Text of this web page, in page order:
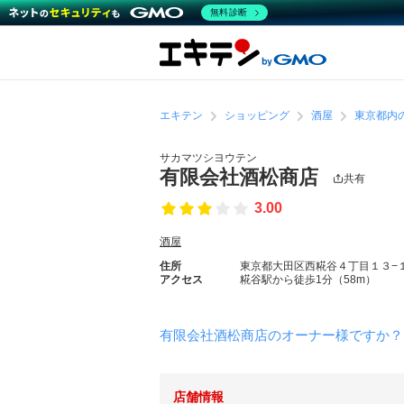
エキテン ショッピング 酒屋 東京都内
サカマツシヨウテン
有限会社酒松商店 共有
3.00
酒屋
住所
東京都大田区西糀谷４丁目１３−
アクセス
糀谷駅から徒歩1分（58m）
有限会社酒松商店のオーナー様ですか？
店舗情報
無料診断